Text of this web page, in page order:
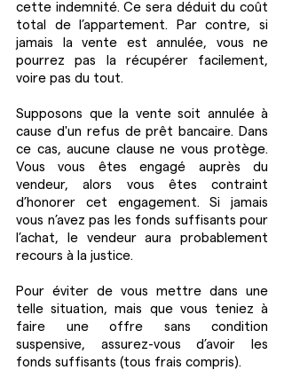
cette indemnité. Ce sera déduit du coût
total de l’appartement. Par contre, si
jamais la vente est annulée, vous ne
pourrez pas la récupérer facilement,
voire pas du tout.
Supposons que la vente soit annulée à
cause d'un refus de prêt bancaire. Dans
ce cas, aucune clause ne vous protège.
Vous vous êtes engagé auprès du
vendeur, alors vous êtes contraint
d’honorer cet engagement. Si jamais
vous n’avez pas les fonds suffisants pour
l’achat, le vendeur aura probablement
recours à la justice.
Pour éviter de vous mettre dans une
telle situation, mais que vous teniez à
faire une offre sans condition
suspensive, assurez-vous d’avoir les
fonds suffisants (tous frais compris).